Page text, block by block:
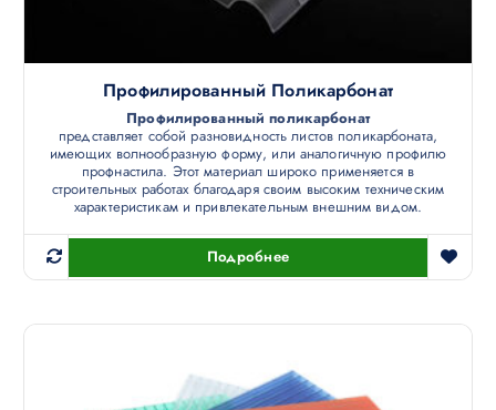
Профилированный Поликарбонат
Профилированный поликарбонат
представляет собой разновидность листов поликарбоната,
имеющих волнообразную форму, или аналогичную профилю
профнастила. Этот материал широко применяется в
строительных работах благодаря своим высоким техническим
характеристикам и привлекательным внешним видом.
Подробнее